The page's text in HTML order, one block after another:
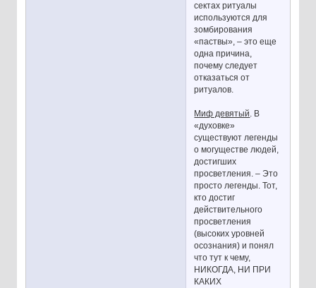
сектах ритуалы
используются для
зомбирования
«паствы», – это еще
одна причина,
почему следует
отказаться от
ритуалов.
Миф девятый. В
«духовке»
существуют легенды
о могуществе людей,
достигших
просветления. – Это
просто легенды. Тот,
кто достиг
действительного
просветления
(высоких уровней
осознания) и понял
что тут к чему,
НИКОГДА, НИ ПРИ
КАКИХ